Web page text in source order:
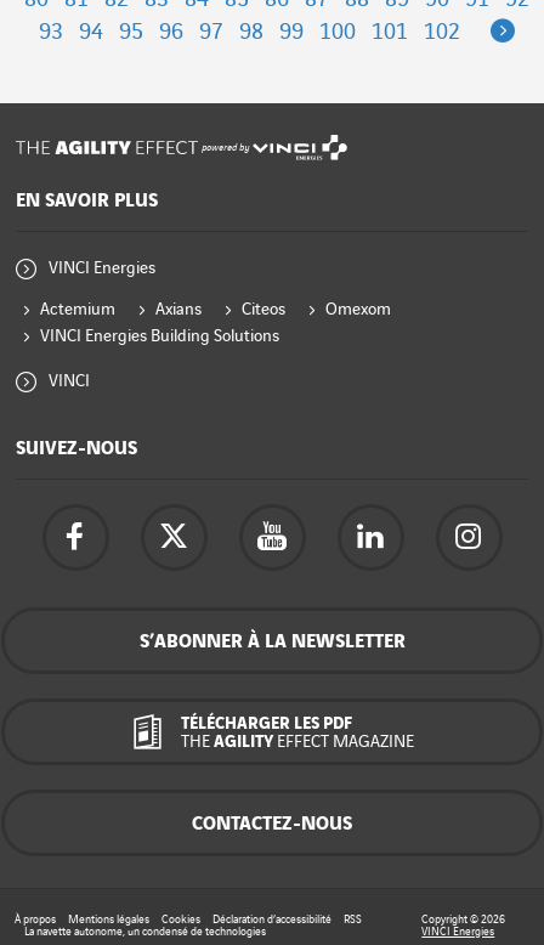
93
94 95 96 97 98 99 100 101 102
powered by
EN SAVOIR PLUS
VINCI Energies
Actemium Axians Citeos
Omexom
VINCI Energies Building Solutions
VINCI
SUIVEZ-NOUS
S’ABONNER À LA NEWSLETTER
TÉLÉCHARGER LES PDF
THE AGILITY EFFECT MAGAZINE
CONTACTEZ-NOUS
À propos Mentions légales Cookies Déclaration d’accessibilité
RSS
La navette autonome, un condensé de technologies
Copyright © 2026
VINCI Energies